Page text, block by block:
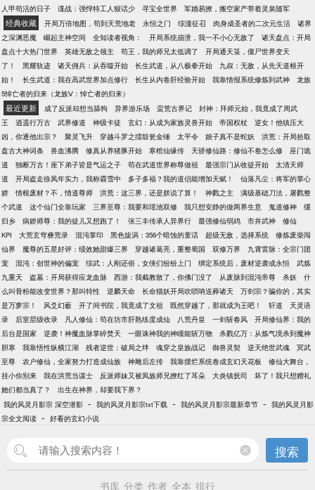
人甲苟活的日子
谍战：强悍特工人狠话少 寻宝全世界 军婚易撩，搬空家产带着灵泉随军
经典收藏 开局万倍地图，苟到天荒地老 永恒之门 综漫征召 肉身成圣者的二次元生活
诸界
之深渊恶魔
崛起主神空间 全知读者视角： 开局系统崩溃，我一不小心无敌了
诸天盘点：开局
盘点十大热门世界
英雄无敌之领主 苟王，我的师兄太低调了
开局通天箓，僵尸世界变天
了！
黑耀轨迹 诸天佣兵：从吞噬开始 长生武道，从八极拳开始
九叔：无敌，从先天道根开
始！
长生武道：我在高武世界加点修行 长生从内卷肝经验开始 我靠情报系统修炼到武神
龙族
5悼亡者的归来（龙族Ⅴ：悼亡者的归来）
最近更新 成了反派却想当舔狗 异界游乐场 蛮荒古界记
封神：拜师元始，我竟成了周武
王
逍遥行万古 武界修道 神级卡徒 玄幻：从成为家族灵兽开始 帝国权杖
逆女！他镇压大
凶，你逐他出宗？
聚灵飞升 穿越斗罗之擂鼓瓮金锤 太平令 娘子真不是蛇妖
洪荒：开局拾取
盘古大神词条
兽血沸腾 修真从养猪豚开始 寒棺仙缘传 天骄修仙路：修仙不卷怎么修
巫门诡
道
独断万古！座下弟子皆是气运之子 苟在武道世界称尊做祖 最强宗门从收徒开始
太清天师
道
开局盗走徐凤年实力，我称霸雪中 多子多福？我的道侣能增加天赋！
仙落凡尘：将军的掌心
娇
情根废材？不，情道尊师 洪荒：这三界，还是朕说了算！ 神戮之主
满级基础刀法，屠戮整
个武道
这个仙门全靠玩家 三界至尊：我要和瑶池双修 我只想安静的做两界生意 鬼道修神
缓
归乡
病娇师尊：我的徒儿又想跑了！ 张三丰传承人异界行 最强修仙弱鸡 市井武神
修仙
KPI
大荒玄穹彝荒录 混沌掌印 黑色旋涡：356个暗蚀的童话 超级无敌，选择系统
修炼废柴闯
仙界
魔尊的五星好评：绩效她甜爆三界 穿越诸葛亮，重整蜀国 双修万界
九霄雷脉：全宗门团
宠
混沌：创世神的偏宠 综武：人刚还俗，女侠们纷纷上门 绑定系统后，废材逆袭成永恒
武炼
九重天
盗墓：开局获得应龙血脉 西游：我截教散了，你佛门没了 从废脉到混沌帝尊 杀妖
什
么叫骨粉能改变世界？那叫特性
逆麟天命 长命猫妖开局吹唢呐送葬诸天
万剑宗？骗你的，其实
是万萝宗！
风爻幻薮 开了间书院，我竟成了文祖 既然穿越了，那就成为王吧！ 轩道
天灵语
录
后室层级收录 凡人修仙：苟在坊市肝熟练度成仙 八荒丹皇 一剑斩春风
开局修仙界：我的
后台是国家
逆袭！神魔血脉掌碎焚天 一眼诛神我的神瞳能斩万物
杀戮亿万：从炼气境杀到魔神
胆寒
我靠悟性纵横江湖 残者逆世：破局之绊 魂穿之皇族战记 御兽灵契 逆天绝世武魂
冥武
至尊
农户修仙，全家努力打造成仙族 神雕后左传 我靠摆烂系统卷成玄幻天花板
修仙大舞台，
挂小你别来
我在洪荒当谋士 反派师妹又被凤族师兄撩红了耳朵 大炎镇抚司
坏了！我只想赠礼
她们都当真了？
出生在神界，却要我下界？
我的风灵月影宗 深空潜影 - 我的风灵月影宗txt下载 - 我的风灵月影宗最新章节 - 我的风灵月影
宗全文阅读 - 好看的玄幻小说
搜索
书库 分类 作者 全本 排行